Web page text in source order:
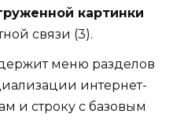
картинки
связи (3).
меню разделов
интернет-
и строку с базовым